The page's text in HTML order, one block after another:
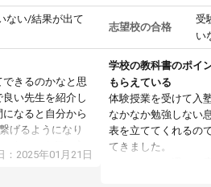
ない/結果が出て
きるのかなと思
い先生を紹介し
なると自分から
げるようになり
もとても気に入
：2025年01月21日
志望校の合格
受
い
学校の教科書のポイ
もらえている
体験授業を受けて入
なかなか勉強しない
表を立ててくれるの
てきました。
オンラインで週に一
い日も予定表に基づ